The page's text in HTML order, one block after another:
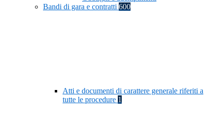
Bandi di gara e contratti 600
Atti e documenti di carattere generale riferiti a
tutte le procedure 1